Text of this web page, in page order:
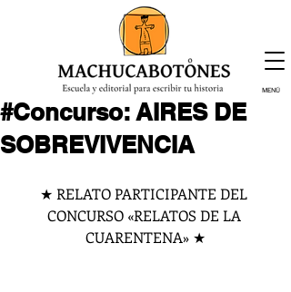
¡Inscríbete hoy!
MENÚ
#Concurso: AIRES DE
SOBREVIVENCIA
★ RELATO PARTICIPANTE DEL
CONCURSO «RELATOS DE LA
CUARENTENA» ★